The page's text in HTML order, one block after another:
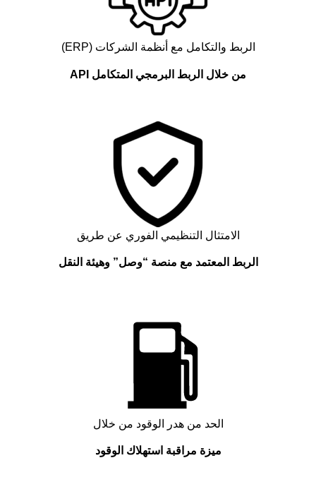
الربط والتكامل مع أنظمة الشركات (ERP)
من خلال الربط البرمجي المتكامل API
الامتثال التنظيمي الفوري عن طريق
الربط المعتمد مع منصة “وصل” وهيئة النقل
الحد من هدر الوقود من خلال
ميزة مراقبة استهلاك الوقود